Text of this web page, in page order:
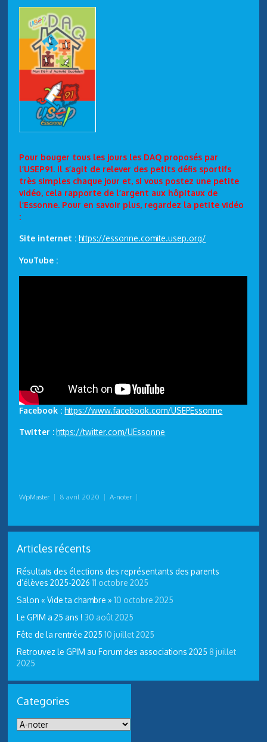
Pour bouger tous les jours les DAQ proposés par
l’USEP91. Il s’agit de relever des petits défis sportifs
très simples chaque jour et, si vous postez une petite
vidéo, cela rapporte de l’argent aux hôpitaux de
l’Essonne. Pour en savoir plus, regardez la petite vidéo
:
Site internet :https://essonne.comite.usep.org/
YouTube :
Facebook :https://www.facebook.com/USEPEssonne
Twitter :https://twitter.com/UEssonne
WpMaster | 8 avril 2020 | A-noter |
Articles récents
Résultats des élections des représentants des parents
d’élèves 2025-2026 11 octobre 2025
Salon « Vide ta chambre » 10 octobre 2025
Le GPIM a 25 ans ! 30 août 2025
Fête de la rentrée 2025 10 juillet 2025
Retrouvez le GPIM au Forum des associations 2025 8 juillet
2025
Categories